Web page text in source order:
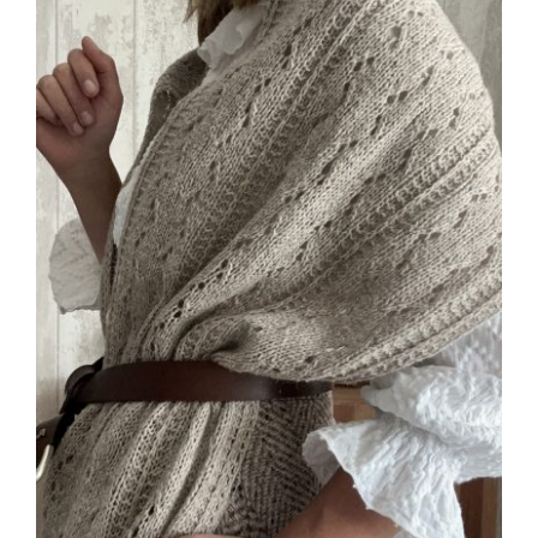
Blog
Contacto
Newsletter
Carrito
Mi cuenta